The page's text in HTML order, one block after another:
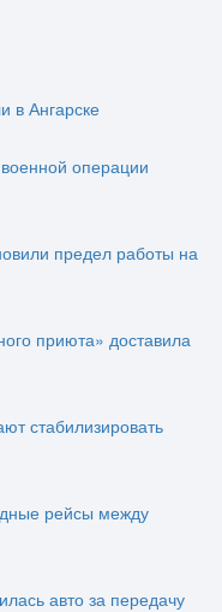
в Ангарске
операции
предел работы на
приюта» доставила
стабилизировать
рейсы между
авто за передачу